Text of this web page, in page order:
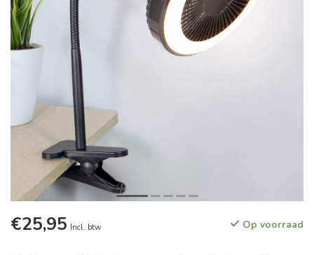
€25,95 Incl. btw Op voorraad